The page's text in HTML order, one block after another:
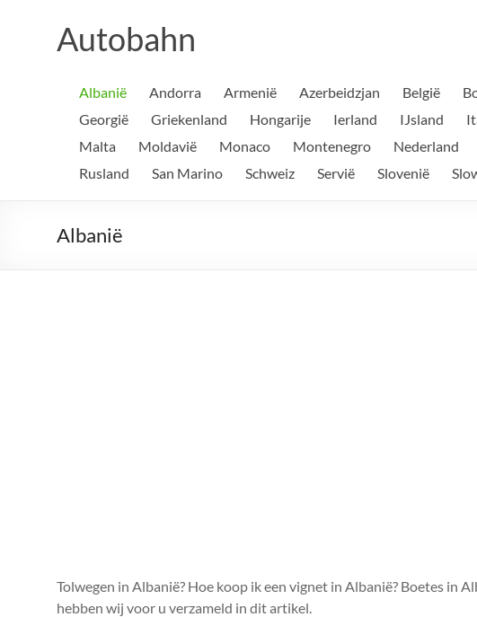
Autobahn
Albanië Andorra Armenië Azerbeidzjan België
Georgië
Griekenland Hongarije Ierland IJsland
Malta
Moldavië Monaco Montenegro Nederland
Rusland
San Marino Schweiz Servië Slovenië
Albanië
Tolwegen in Albanië? Hoe koop ik een vignet in Albanië? Boetes in
hebben wij voor u verzameld in dit artikel.